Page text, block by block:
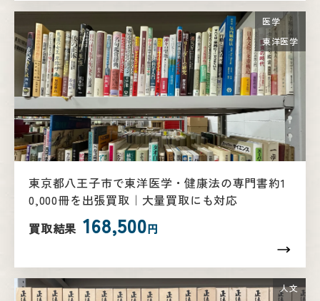
医学
東洋医学
東京都八王子市で東洋医学・健康法の専門書約1
0,000冊を出張買取｜大量買取にも対応
買取結果 168,500円
人文